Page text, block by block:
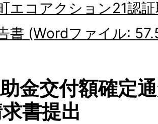
エコアクション21認
書 (Wordファイル:
金交付額確定
書提出